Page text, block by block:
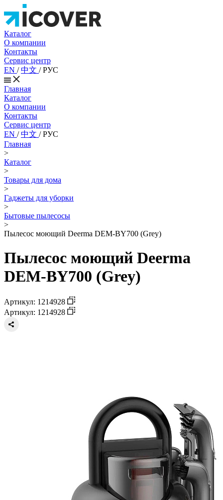
Каталог
О компании
Контакты
Сервис центр
EN /中文 /РУС
Главная
Каталог
О компании
Контакты
Сервис центр
EN /中文 /РУС
Главная
>
Каталог
>
Товары для дома
>
Гаджеты для уборки
>
Бытовые пылесосы
>
Пылесос моющий Deerma DEM-BY700 (Grey)
Пылесос моющий Deerma
DEM-BY700 (Grey)
Артикул: 1214928
Артикул: 1214928